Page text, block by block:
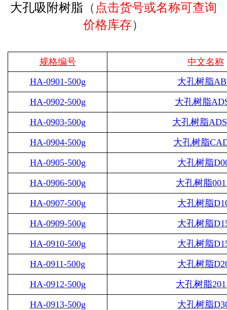
大孔吸附树脂 （ 点击货号或名称可查询
价格库存）
规格编号
中文名称
HA-0901-500g
大孔树脂
HA-0902-500g
大孔树脂
HA-0903-500g
大孔树脂
HA-0904-500g
大孔树脂
HA-0905-500g
大孔树脂
HA-0906-500g
大孔树脂
HA-0907-500g
大孔树脂
HA-0909-500g
大孔树脂
HA-0910-500g
大孔树脂
HA-0911-500g
大孔树脂
HA-0912-500g
大孔树脂
HA-0913-500g
大孔树脂